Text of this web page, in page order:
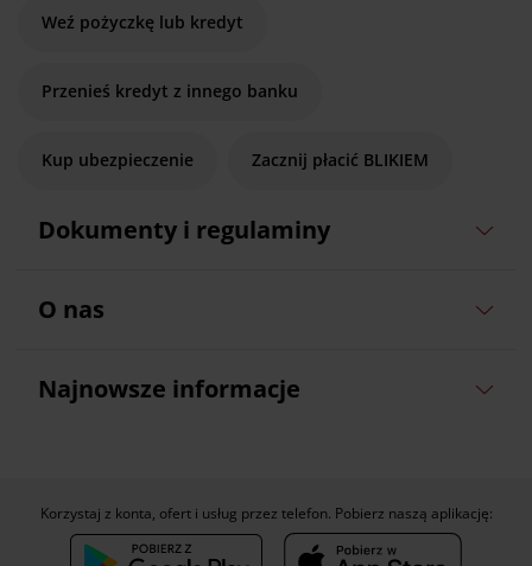
Weź pożyczkę lub kredyt
Przenieś kredyt z innego banku
Kup ubezpieczenie Zacznij płacić BLIKIEM
Dokumenty i regulaminy
O nas
Najnowsze informacje
Korzystaj z konta, ofert i usług przez telefon. Pobierz naszą aplikację: